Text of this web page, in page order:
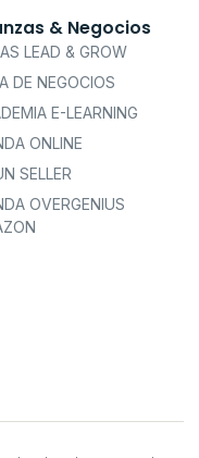
& Negocios
LEAD & GROW
DE NEGOCIOS
E-LEARNING
ONLINE
SELLER
OVERGENIUS